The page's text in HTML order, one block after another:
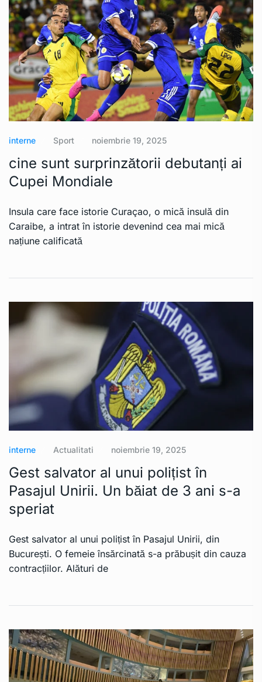
interne Sport noiembrie 19, 2025
cine sunt surprinzătorii debutanți ai
Cupei Mondiale
Insula care face istorie Curaçao, o mică insulă din
Caraibe, a intrat în istorie devenind cea mai mică
națiune calificată
interne Actualitati noiembrie 19, 2025
Gest salvator al unui polițist în
Pasajul Unirii. Un băiat de 3 ani s-a
speriat
Gest salvator al unui polițist în Pasajul Unirii, din
București. O femeie însărcinată s-a prăbușit din cauza
contracțiilor. Alături de